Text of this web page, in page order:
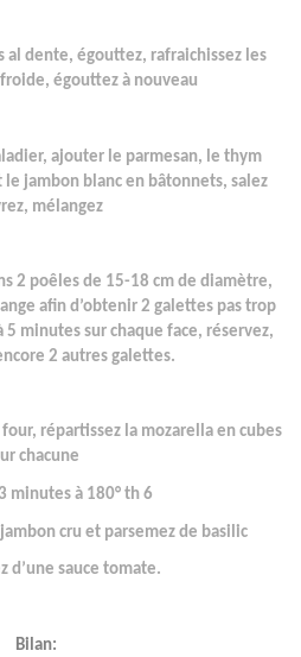
al dente, égouttez, rafraichissez les
égouttez à nouveau
ajouter le parmesan, le thym
jambon blanc en bâtonnets, salez
mélangez
2 poêles de 15-18 cm de diamètre,
afin d’obtenir 2 galettes pas trop
minutes sur chaque face, réservez,
2 autres galettes.
répartissez la mozarella en cubes
chacune
minutes à 180° th 6
cru et parsemez de basilic
d’une sauce tomate.
Bilan: